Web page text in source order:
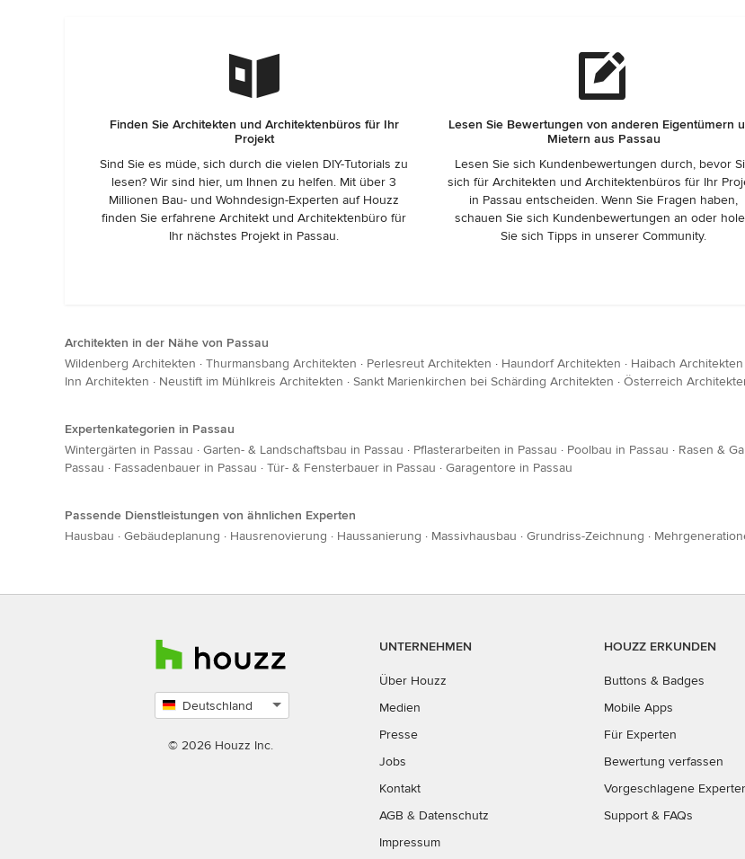
Finden Sie Architekten und Architektenbüros für Ihr
Projekt
Sind Sie es müde, sich durch die vielen DIY-Tutorials zu
lesen? Wir sind hier, um Ihnen zu helfen. Mit über 3
Millionen Bau- und Wohndesign-Experten auf Houzz
finden Sie erfahrene Architekt und Architektenbüro für
Ihr nächstes Projekt in Passau.
Lesen Sie Bewertungen von anderen Eigentümern
Mietern aus Passau
Lesen Sie sich Kundenbewertungen durch, bevor
sich für Architekten und Architektenbüros für Ihr
in Passau entscheiden. Wenn Sie Fragen haben,
schauen Sie sich Kundenbewertungen an oder
Sie sich Tipps in unserer Community.
Architekten in der Nähe von Passau
Wildenberg Architekten · Thurmansbang Architekten · Perlesreut Architekten · Haundorf Architekten · Haibach Architekten
Inn Architekten · Neustift im Mühlkreis Architekten · Sankt Marienkirchen bei Schärding Architekten · Österreich
Expertenkategorien in Passau
Wintergärten in Passau · Garten- & Landschaftsbau in Passau · Pflasterarbeiten in Passau · Poolbau in Passau · Rasen &
Passau · Fassadenbauer in Passau · Tür- & Fensterbauer in Passau · Garagentore in Passau
Passende Dienstleistungen von ähnlichen Experten
Hausbau · Gebäudeplanung · Hausrenovierung · Haussanierung · Massivhausbau · Grundriss-Zeichnung ·
Deutschland
auswählen
© 2026 Houzz Inc.
UNTERNEHMEN
Über Houzz
Medien
Presse
Jobs
Kontakt
AGB & Datenschutz
Impressum
HOUZZ ERKUNDEN
Buttons & Badges
Mobile Apps
Für Experten
Bewertung verfassen
Vorgeschlagene
Support & FAQs